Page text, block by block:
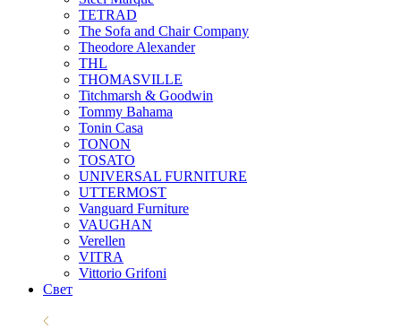
TETRAD
The Sofa and Chair Company
Theodore Alexander
THL
THOMASVILLE
Titchmarsh & Goodwin
Tommy Bahama
Tonin Casa
TONON
TOSATO
UNIVERSAL FURNITURE
UTTERMOST
Vanguard Furniture
VAUGHAN
Verellen
VITRA
Vittorio Grifoni
Свет